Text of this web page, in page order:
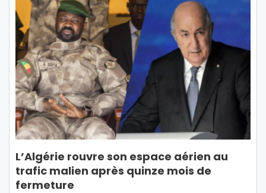
L’Algérie rouvre son espace aérien au
trafic malien après quinze mois de
fermeture